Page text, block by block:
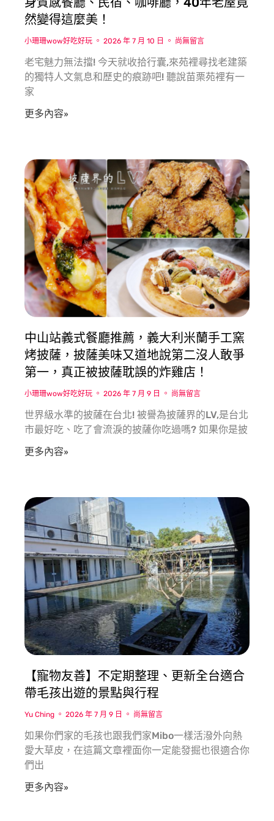
然變得這麼美！
小珊珊wow好吃好玩 2026 年 7 月 10 日 尚無留言
老宅魅力無法擋! 今天就收拾行囊,來苑裡尋找老建築
的獨特人文氣息和歷史的痕跡吧! 聽說苗栗苑裡有一
家
更多內容»
中山站義式餐廳推薦，義大利米蘭手工窯
烤披薩，披薩美味又道地說第二沒人敢爭
第一，真正被披薩耽誤的炸雞店！
小珊珊wow好吃好玩 2026 年 7 月 9 日 尚無留言
世界級水準的披薩在台北! 被譽為披薩界的LV,是台北
市最好吃、吃了會流淚的披薩你吃過嗎? 如果你是披
更多內容»
【寵物友善】不定期整理、更新全台適合
帶毛孩出遊的景點與行程
Yu Ching 2026 年 7 月 9 日 尚無留言
​如果你們家的毛孩也跟我們家Mibo一樣活潑外向熱
愛大草皮，在這篇文章裡面你一定能發掘也很適合你
們出
更多內容»